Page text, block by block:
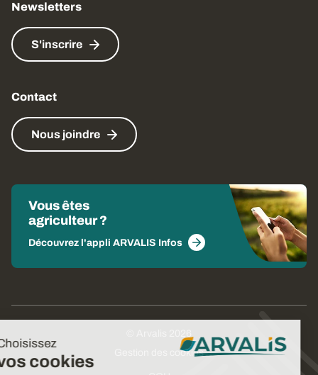
Choisissez
vos cookies
Newsletters
S'inscrire
Contact
Nous joindre
Vous êtes
agriculteur ?
Découvrez l'appli ARVALIS Infos
Gestion des cookies